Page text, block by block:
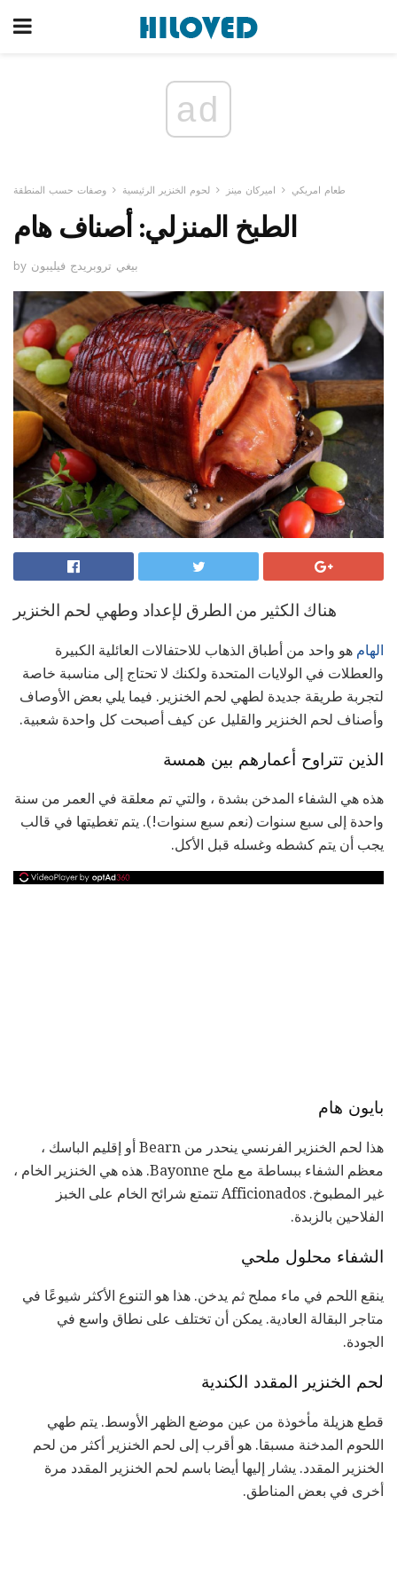
ad
طعام امريكي اميركان مينز لحوم الخنزير الرئيسية وصفات حسب المنطقة
الطبخ المنزلي: أصناف هام
by بيغي تروبريدج فيليبون
هناك الكثير من الطرق لإعداد وطهي لحم الخنزير
الهام هو واحد من أطباق الذهاب للاحتفالات العائلية الكبيرة
والعطلات في الولايات المتحدة ولكنك لا تحتاج إلى مناسبة خاصة
لتجربة طريقة جديدة لطهي لحم الخنزير. فيما يلي بعض الأوصاف
وأصناف لحم الخنزير والقليل عن كيف أصبحت كل واحدة شعبية.
الذين تتراوح أعمارهم بين همسة
هذه هي الشفاء المدخن بشدة ، والتي تم معلقة في العمر من سنة
واحدة إلى سبع سنوات (نعم سبع سنوات!). يتم تغطيتها في قالب
يجب أن يتم كشطه وغسله قبل الأكل.
بايون هام
هذا لحم الخنزير الفرنسي ينحدر من Bearn أو إقليم الباسك ،
معظم الشفاء ببساطة مع ملح Bayonne. هذه هي الخنزير الخام ،
غير المطبوخ. Afficionados تتمتع شرائح الخام على الخبز
الفلاحين بالزبدة.
الشفاء محلول ملحي
ينقع اللحم في ماء مملح ثم يدخن. هذا هو التنوع الأكثر شيوعًا في
متاجر البقالة العادية. يمكن أن تختلف على نطاق واسع في
الجودة.
لحم الخنزير المقدد الكندية
قطع هزيلة مأخوذة من عين موضع الظهر الأوسط. يتم طهي
اللحوم المدخنة مسبقا. هو أقرب إلى لحم الخنزير أكثر من لحم
الخنزير المقدد. يشار إليها أيضا باسم لحم الخنزير المقدد مرة
أخرى في بعض المناطق.